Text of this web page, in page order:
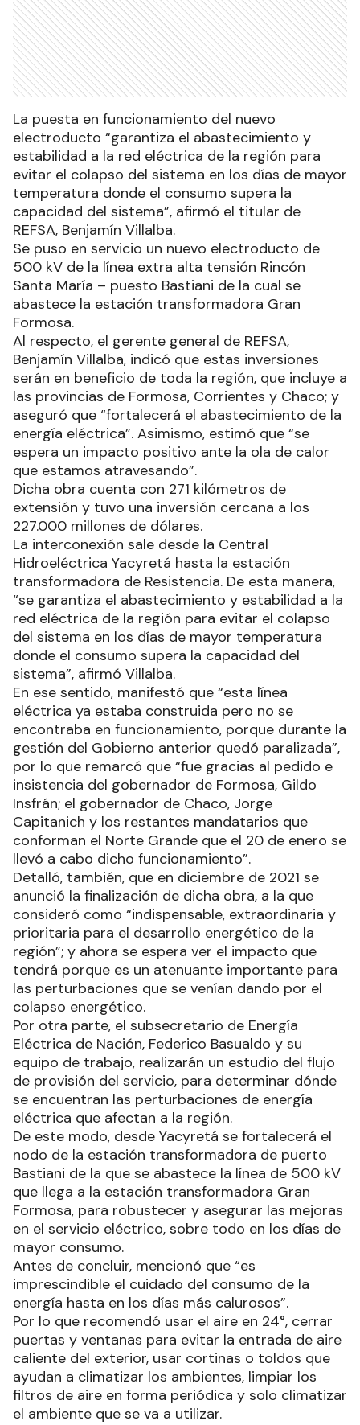
La puesta en funcionamiento del nuevo
electroducto “garantiza el abastecimiento y
estabilidad a la red eléctrica de la región para
evitar el colapso del sistema en los días de mayor
temperatura donde el consumo supera la
capacidad del sistema”, afirmó el titular de
REFSA, Benjamín Villalba.
Se puso en servicio un nuevo electroducto de
500 kV de la línea extra alta tensión Rincón
Santa María – puesto Bastiani de la cual se
abastece la estación transformadora Gran
Formosa.
Al respecto, el gerente general de REFSA,
Benjamín Villalba, indicó que estas inversiones
serán en beneficio de toda la región, que incluye a
las provincias de Formosa, Corrientes y Chaco; y
aseguró que “fortalecerá el abastecimiento de la
energía eléctrica”. Asimismo, estimó que “se
espera un impacto positivo ante la ola de calor
que estamos atravesando”.
Dicha obra cuenta con 271 kilómetros de
extensión y tuvo una inversión cercana a los
227.000 millones de dólares.
La interconexión sale desde la Central
Hidroeléctrica Yacyretá hasta la estación
transformadora de Resistencia. De esta manera,
“se garantiza el abastecimiento y estabilidad a la
red eléctrica de la región para evitar el colapso
del sistema en los días de mayor temperatura
donde el consumo supera la capacidad del
sistema”, afirmó Villalba.
En ese sentido, manifestó que “esta línea
eléctrica ya estaba construida pero no se
encontraba en funcionamiento, porque durante la
gestión del Gobierno anterior quedó paralizada”,
por lo que remarcó que “fue gracias al pedido e
insistencia del gobernador de Formosa, Gildo
Insfrán; el gobernador de Chaco, Jorge
Capitanich y los restantes mandatarios que
conforman el Norte Grande que el 20 de enero se
llevó a cabo dicho funcionamiento”.
Detalló, también, que en diciembre de 2021 se
anunció la finalización de dicha obra, a la que
consideró como “indispensable, extraordinaria y
prioritaria para el desarrollo energético de la
región”; y ahora se espera ver el impacto que
tendrá porque es un atenuante importante para
las perturbaciones que se venían dando por el
colapso energético.
Por otra parte, el subsecretario de Energía
Eléctrica de Nación, Federico Basualdo y su
equipo de trabajo, realizarán un estudio del flujo
de provisión del servicio, para determinar dónde
se encuentran las perturbaciones de energía
eléctrica que afectan a la región.
De este modo, desde Yacyretá se fortalecerá el
nodo de la estación transformadora de puerto
Bastiani de la que se abastece la línea de 500 kV
que llega a la estación transformadora Gran
Formosa, para robustecer y asegurar las mejoras
en el servicio eléctrico, sobre todo en los días de
mayor consumo.
Antes de concluir, mencionó que “es
imprescindible el cuidado del consumo de la
energía hasta en los días más calurosos”.
Por lo que recomendó usar el aire en 24°, cerrar
puertas y ventanas para evitar la entrada de aire
caliente del exterior, usar cortinas o toldos que
ayudan a climatizar los ambientes, limpiar los
filtros de aire en forma periódica y solo climatizar
el ambiente que se va a utilizar.